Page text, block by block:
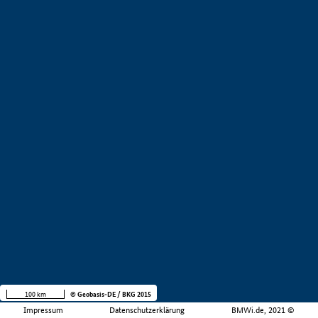
Impressum Datenschutzerklärung BMWi.de, 2021 ©
100 km © Geobasis-DE / BKG 2015